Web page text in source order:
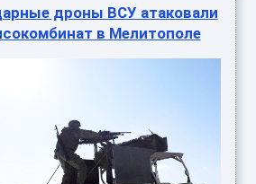
дроны ВСУ атаковали
в Мелитополе